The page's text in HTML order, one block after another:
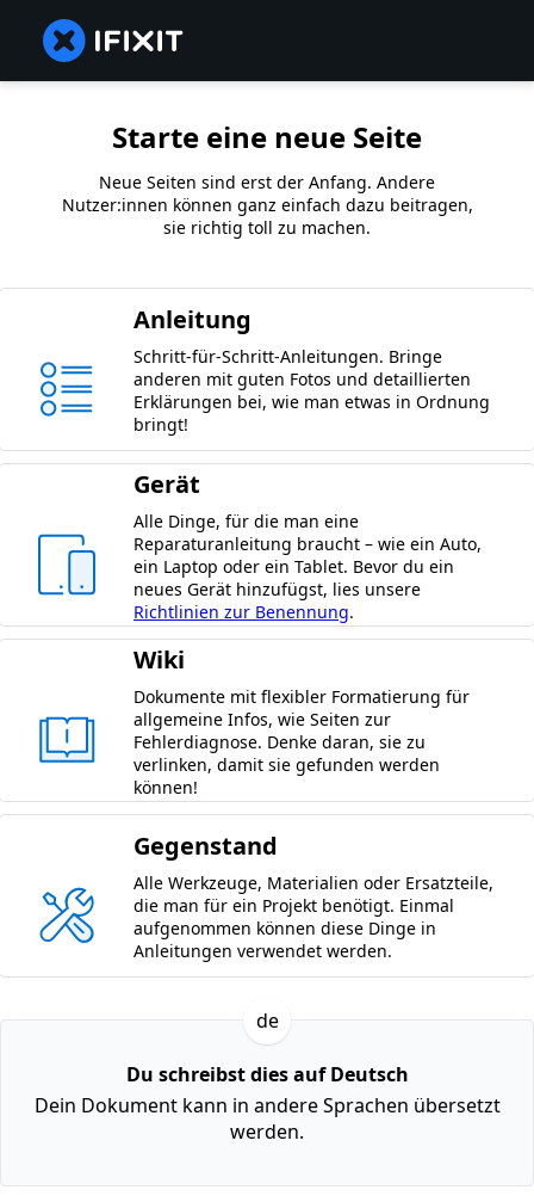
Starte eine neue Seite
Neue Seiten sind erst der Anfang. Andere
Nutzer:innen können ganz einfach dazu beitragen,
sie richtig toll zu machen.
Anleitung
Schritt-für-Schritt-Anleitungen. Bringe
anderen mit guten Fotos und detaillierten
Erklärungen bei, wie man etwas in Ordnung
bringt!
Gerät
Alle Dinge, für die man eine
Reparaturanleitung braucht – wie ein Auto,
ein Laptop oder ein Tablet. Bevor du ein
neues Gerät hinzufügst, lies unsere
Richtlinien zur Benennung.
Wiki
Dokumente mit flexibler Formatierung für
allgemeine Infos, wie Seiten zur
Fehlerdiagnose. Denke daran, sie zu
verlinken, damit sie gefunden werden
können!
Gegenstand
Alle Werkzeuge, Materialien oder Ersatzteile,
die man für ein Projekt benötigt. Einmal
aufgenommen können diese Dinge in
Anleitungen verwendet werden.
de
Du schreibst dies auf Deutsch
Dein Dokument kann in andere Sprachen übersetzt
werden.